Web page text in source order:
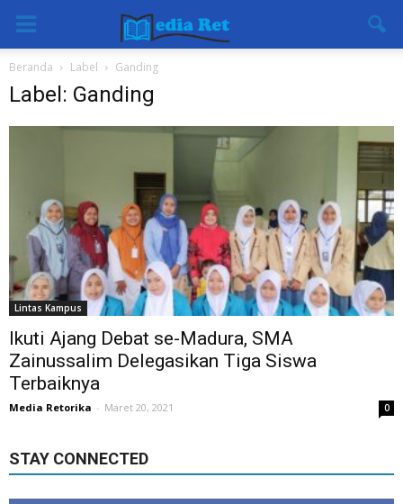
Beranda Label Ganding
Label: Ganding
Lintas Kampus
Ikuti Ajang Debat se-Madura, SMA
Zainussalim Delegasikan Tiga Siswa
Terbaiknya
Media Retorika - Maret 20, 2021 0
STAY CONNECTED